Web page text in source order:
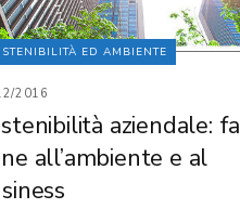
ED AMBIENTE
2016
aziendale: fa
all’ambiente e al